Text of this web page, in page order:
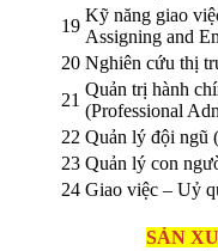
19
Kỹ năng giao
Assigning and
20 Nghiên cứu thị
21
Quản trị hành
(Professional
22 Quản lý đội ngũ
23 Quản lý con
24 Giao việc – Uỷ
SẢN